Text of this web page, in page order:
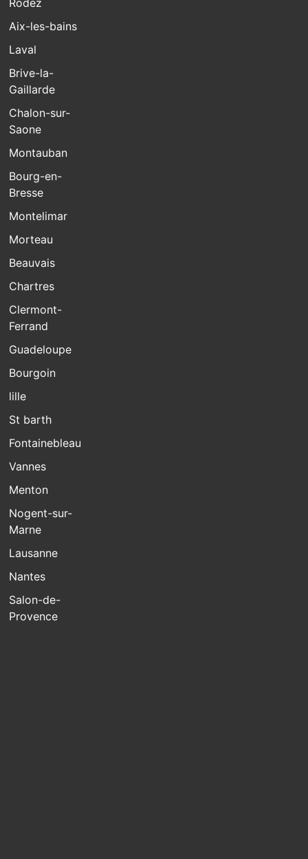
Rodez
Aix-les-bains
Laval
Brive-la-
Gaillarde
Chalon-sur-
Saone
Montauban
Bourg-en-
Bresse
Montelimar
Morteau
Beauvais
Chartres
Clermont-
Ferrand
Guadeloupe
Bourgoin
lille
St barth
Fontainebleau
Vannes
Menton
Nogent-sur-
Marne
Lausanne
Nantes
Salon-de-
Provence